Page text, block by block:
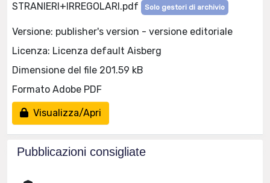
STRANIERI+IRREGOLARI.pdf Solo gestori di archivio
Versione: publisher's version - versione editoriale
Licenza: Licenza default Aisberg
Dimensione del file 201.59 kB
Formato Adobe PDF
Visualizza/Apri
Pubblicazioni consigliate